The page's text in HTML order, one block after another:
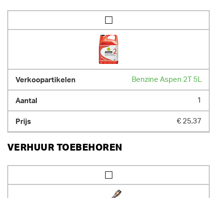
Benzine Aspen 2T 5L
1
€ 25,37
VERHUUR TOEBEHOREN